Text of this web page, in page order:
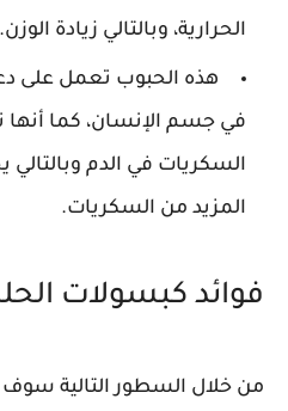
الحرارية، وبالتالي زيادة الوزن.
هذه الحبوب تعمل على
في جسم الإنسان، كما
السكريات في الدم وبالتالي
المزيد من السكريات.
فوائد كبسولات
من خلال السطور التالية